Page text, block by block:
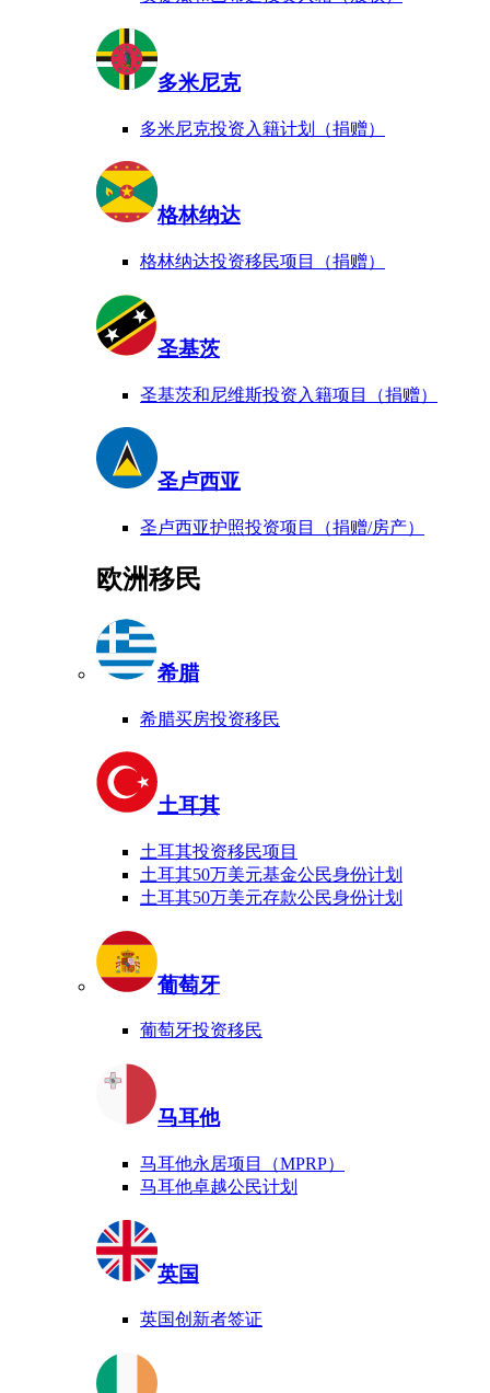
多米尼克
多米尼克投资入籍计划（捐赠）
格林纳达
格林纳达投资移民项目（捐赠）
圣基茨
圣基茨和尼维斯投资入籍项目（捐赠）
圣卢西亚
圣卢西亚护照投资项目（捐赠/房产）
欧洲移民
希腊
希腊买房投资移民
土耳其
土耳其投资移民项目
土耳其50万美元基金公民身份计划
土耳其50万美元存款公民身份计划
葡萄牙
葡萄牙投资移民
马耳他
马耳他永居项目（MPRP）
马耳他卓越公民计划
英国
英国创新者签证